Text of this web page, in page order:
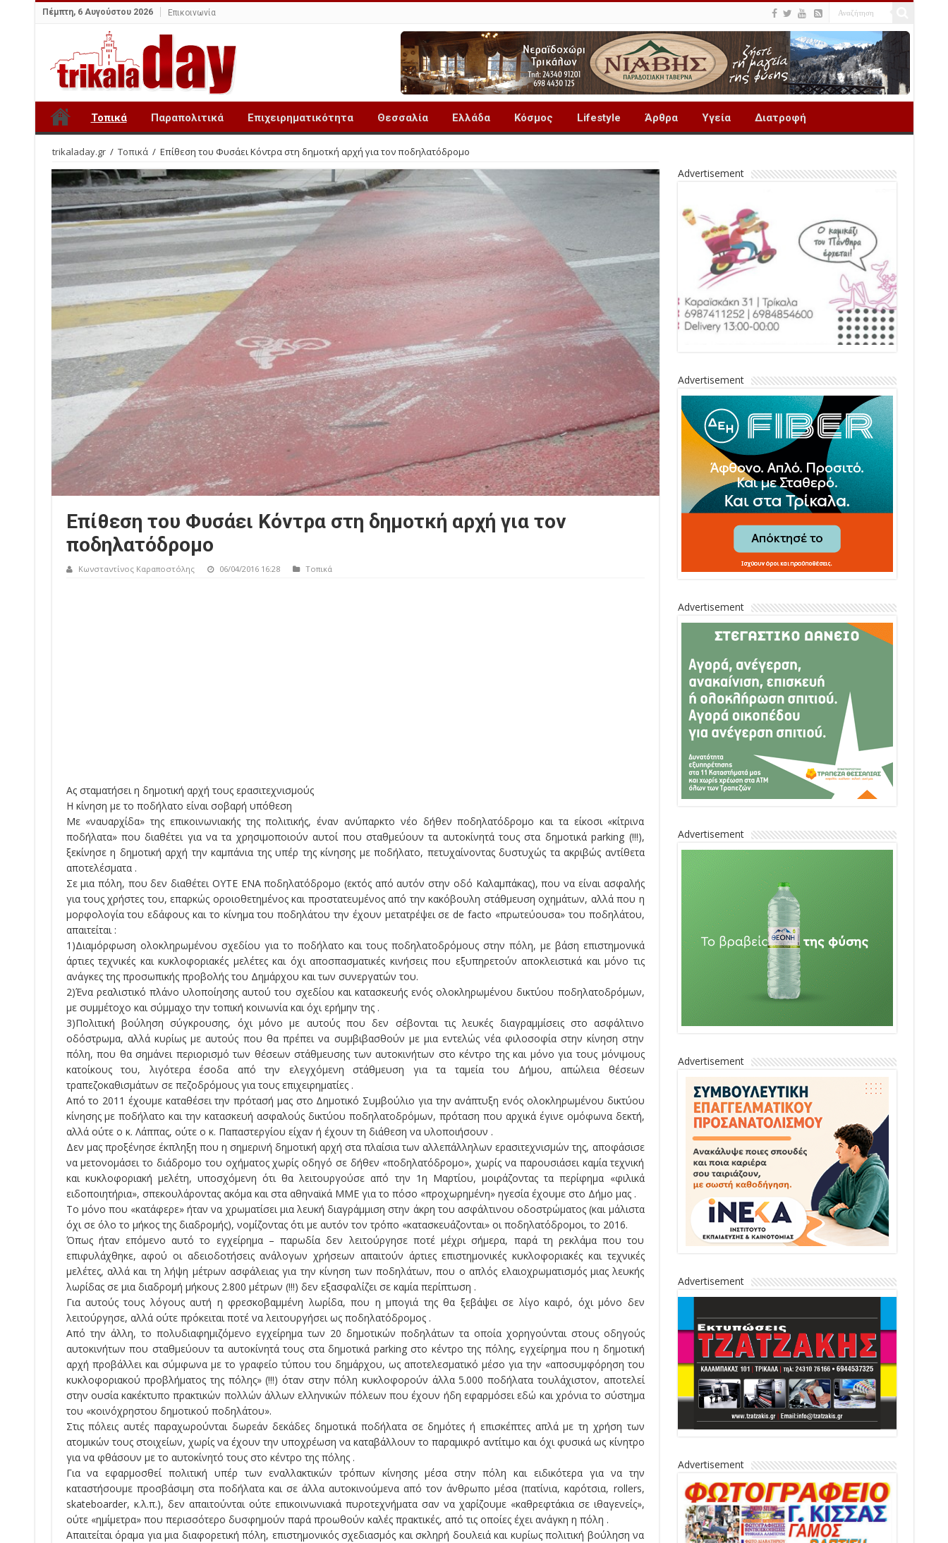
Πέμπτη, 6 Αυγούστου 2026 Επικοινωνία
Τοπικά Παραπολιτικά Επιχειρηματικότητα Θεσσαλία Ελλάδα Κόσμος Lifestyle Άρθρα Υγεία Διατροφή
trikaladay.gr / Τοπικά / Επίθεση του Φυσάει Κόντρα στη δημοτκή αρχή για τον ποδηλατόδρομο
Επίθεση του Φυσάει Κόντρα στη δημοτκή αρχή για τον
ποδηλατόδρομο
Κωνσταντίνος Καραποστόλης 06/04/2016 16:28 Τοπικά
Ας σταματήσει η δημοτική αρχή τους ερασιτεχνισμούς
Η κίνηση με το ποδήλατο είναι σοβαρή υπόθεση
Με «ναυαρχίδα» της επικοινωνιακής της πολιτικής, έναν ανύπαρκτο νέο δήθεν ποδηλατόδρομο και τα είκοσι «κίτρινα
ποδήλατα» που διαθέτει για να τα χρησιμοποιούν αυτοί που σταθμεύουν τα αυτοκίνητά τους στα δημοτικά parking (!!!),
ξεκίνησε η δημοτική αρχή την καμπάνια της υπέρ της κίνησης με ποδήλατο, πετυχαίνοντας δυστυχώς τα ακριβώς αντίθετα
αποτελέσματα .
Σε μια πόλη, που δεν διαθέτει ΟΥΤΕ ΕΝΑ ποδηλατόδρομο (εκτός από αυτόν στην οδό Καλαμπάκας), που να είναι ασφαλής
για τους χρήστες του, επαρκώς οροιοθετημένος και προστατευμένος από την κακόβουλη στάθμευση οχημάτων, αλλά που η
μορφολογία του εδάφους και το κίνημα του ποδηλάτου την έχουν μετατρέψει σε de facto «πρωτεύουσα» του ποδηλάτου,
απαιτείται :
1)Διαμόρφωση ολοκληρωμένου σχεδίου για το ποδήλατο και τους ποδηλατοδρόμους στην πόλη, με βάση επιστημονικά
άρτιες τεχνικές και κυκλοφοριακές μελέτες και όχι αποσπασματικές κινήσεις που εξυπηρετούν αποκλειστικά και μόνο τις
ανάγκες της προσωπικής προβολής του Δημάρχου και των συνεργατών του.
2)Ένα ρεαλιστικό πλάνο υλοποίησης αυτού του σχεδίου και κατασκευής ενός ολοκληρωμένου δικτύου ποδηλατοδρόμων,
με συμμέτοχο και σύμμαχο την τοπική κοινωνία και όχι ερήμην της .
3)Πολιτική βούληση σύγκρουσης, όχι μόνο με αυτούς που δεν σέβονται τις λευκές διαγραμμίσεις στο ασφάλτινο
οδόστρωμα, αλλά κυρίως με αυτούς που θα πρέπει να συμβιβασθούν με μια εντελώς νέα φιλοσοφία στην κίνηση στην
πόλη, που θα σημάνει περιορισμό των θέσεων στάθμευσης των αυτοκινήτων στο κέντρο της και μόνο για τους μόνιμους
κατοίκους του, λιγότερα έσοδα από την ελεγχόμενη στάθμευση για τα ταμεία του Δήμου, απώλεια θέσεων
τραπεζοκαθισμάτων σε πεζοδρόμους για τους επιχειρηματίες .
Από το 2011 έχουμε καταθέσει την πρότασή μας στο Δημοτικό Συμβούλιο για την ανάπτυξη ενός ολοκληρωμένου δικτύου
κίνησης με ποδήλατο και την κατασκευή ασφαλούς δικτύου ποδηλατοδρόμων, πρόταση που αρχικά έγινε ομόφωνα δεκτή,
αλλά ούτε ο κ. Λάππας, ούτε ο κ. Παπαστεργίου είχαν ή έχουν τη διάθεση να υλοποιήσουν .
Δεν μας προξένησε έκπληξη που η σημερινή δημοτική αρχή στα πλαίσια των αλλεπάλληλων ερασιτεχνισμών της, αποφάσισε
να μετονομάσει το διάδρομο του οχήματος χωρίς οδηγό σε δήθεν «ποδηλατόδρομο», χωρίς να παρουσιάσει καμία τεχνική
και κυκλοφοριακή μελέτη, υποσχόμενη ότι θα λειτουργούσε από την 1η Μαρτίου, μοιράζοντας τα περίφημα «φιλικά
ειδοποιητήρια», σπεκουλάροντας ακόμα και στα αθηναϊκά ΜΜΕ για το πόσο «προχωρημένη» ηγεσία έχουμε στο Δήμο μας .
Το μόνο που «κατάφερε» ήταν να χρωματίσει μια λευκή διαγράμμιση στην άκρη του ασφάλτινου οδοστρώματος (και μάλιστα
όχι σε όλο το μήκος της διαδρομής), νομίζοντας ότι με αυτόν τον τρόπο «κατασκευάζονται» οι ποδηλατόδρομοι, το 2016.
Όπως ήταν επόμενο αυτό το εγχείρημα – παρωδία δεν λειτούργησε ποτέ μέχρι σήμερα, παρά τη ρεκλάμα που του
επιφυλάχθηκε, αφού οι αδειοδοτήσεις ανάλογων χρήσεων απαιτούν άρτιες επιστημονικές κυκλοφοριακές και τεχνικές
μελέτες, αλλά και τη λήψη μέτρων ασφάλειας για την κίνηση των ποδηλάτων, που ο απλός ελαιοχρωματισμός μιας λευκής
λωρίδας σε μια διαδρομή μήκους 2.800 μέτρων (!!!) δεν εξασφαλίζει σε καμία περίπτωση .
Για αυτούς τους λόγους αυτή η φρεσκοβαμμένη λωρίδα, που η μπογιά της θα ξεβάψει σε λίγο καιρό, όχι μόνο δεν
λειτούργησε, αλλά ούτε πρόκειται ποτέ να λειτουργήσει ως ποδηλατόδρομος .
Από την άλλη, το πολυδιαφημιζόμενο εγχείρημα των 20 δημοτικών ποδηλάτων τα οποία χορηγούνται στους οδηγούς
αυτοκινήτων που σταθμεύουν τα αυτοκίνητά τους στα δημοτικά parking στο κέντρο της πόλης, εγχείρημα που η δημοτική
αρχή προβάλλει και σύμφωνα με το γραφείο τύπου του δημάρχου, ως αποτελεσματικό μέσο για την «αποσυμφόρηση του
κυκλοφοριακού προβλήματος της πόλης» (!!!) όταν στην πόλη κυκλοφορούν άλλα 5.000 ποδήλατα τουλάχιστον, αποτελεί
στην ουσία κακέκτυπο πρακτικών πολλών άλλων ελληνικών πόλεων που έχουν ήδη εφαρμόσει εδώ και χρόνια το σύστημα
του «κοινόχρηστου δημοτικού ποδηλάτου».
Στις πόλεις αυτές παραχωρούνται δωρεάν δεκάδες δημοτικά ποδήλατα σε δημότες ή επισκέπτες απλά με τη χρήση των
ατομικών τους στοιχείων, χωρίς να έχουν την υποχρέωση να καταβάλλουν το παραμικρό αντίτιμο και όχι φυσικά ως κίνητρο
για να φθάσουν με το αυτοκίνητό τους στο κέντρο της πόλης .
Για να εφαρμοσθεί πολιτική υπέρ των εναλλακτικών τρόπων κίνησης μέσα στην πόλη και ειδικότερα για να την
καταστήσουμε προσβάσιμη στα ποδήλατα και σε άλλα αυτοκινούμενα από τον άνθρωπο μέσα (πατίνια, καρότσια, rollers,
skateboarder, κ.λ.π.), δεν απαιτούνται ούτε επικοινωνιακά πυροτεχνήματα σαν να χαρίζουμε «καθρεφτάκια σε ιθαγενείς»,
ούτε «ημίμετρα» που περισσότερο δυσφημούν παρά προωθούν καλές πρακτικές, από τις οποίες έχει ανάγκη η πόλη .
Απαιτείται όραμα για μια διαφορετική πόλη, επιστημονικός σχεδιασμός και σκληρή δουλειά και κυρίως πολιτική βούληση να
Advertisement
Advertisement
Advertisement
Advertisement
Advertisement
Advertisement
Advertisement